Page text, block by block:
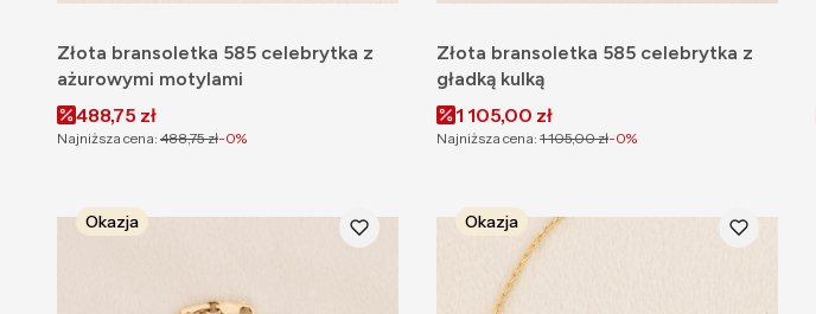
Złota bransoletka 585 celebrytka z
ażurowymi motylami
Cena promocyjna
488,75 zł
Najniższa cena: 488,75 zł-0%
Złota bransoletka 585 celebrytka z
gładką kulką
Cena promocyjna
1 105,00 zł
Najniższa cena: 1 105,00 zł-0%
Okazja Okazja